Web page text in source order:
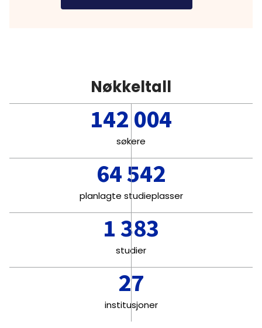
Nøkkeltall
142 004
søkere
64 542
planlagte studieplasser
1 383
studier
27
institusjoner